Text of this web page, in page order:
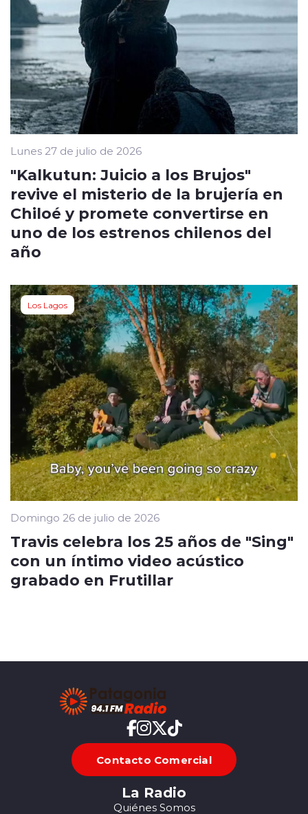
Lunes 27 de julio de 2026
"Kalkutun: Juicio a los Brujos"
revive el misterio de la brujería en
Chiloé y promete convertirse en
uno de los estrenos chilenos del
año
Los Lagos
Domingo 26 de julio de 2026
Travis celebra los 25 años de "Sing"
con un íntimo video acústico
grabado en Frutillar
Contacto Comercial
La Radio
Quiénes Somos